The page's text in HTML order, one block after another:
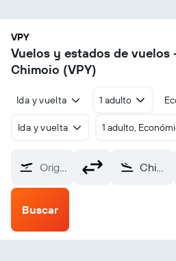
VPY
Vuelos y estados de vuelos
Chimoio (VPY)
Ida y vuelta 1 adulto
Ida y vuelta 1 adulto,
Origen Chimoio (VPY)
Buscar